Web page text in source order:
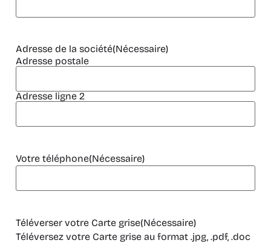
Adresse de la société(Nécessaire)
Adresse postale
Adresse ligne 2
Votre téléphone(Nécessaire)
Téléverser votre Carte grise(Nécessaire)
Téléversez votre Carte grise au format .jpg, .pdf, .doc